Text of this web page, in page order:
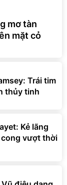
mơ tàn
mặt cỏ
Trái tim
thủy tinh
Kẻ lãng
vượt thời